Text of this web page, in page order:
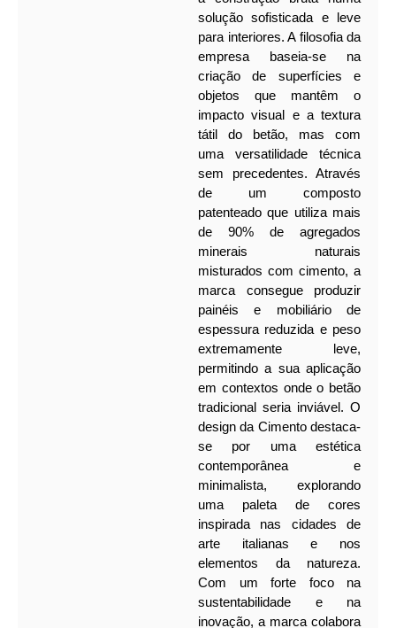
solução sofisticada e leve
para interiores. A filosofia da
empresa baseia-se na
criação de superfícies e
objetos que mantêm o
impacto visual e a textura
tátil do betão, mas com
uma versatilidade técnica
sem precedentes. Através
de um composto
patenteado que utiliza mais
de 90% de agregados
minerais naturais
misturados com cimento, a
marca consegue produzir
painéis e mobiliário de
espessura reduzida e peso
extremamente leve,
permitindo a sua aplicação
em contextos onde o betão
tradicional seria inviável. O
design da Cimento destaca-
se por uma estética
contemporânea e
minimalista, explorando
uma paleta de cores
inspirada nas cidades de
arte italianas e nos
elementos da natureza.
Com um forte foco na
sustentabilidade e na
inovação, a marca colabora